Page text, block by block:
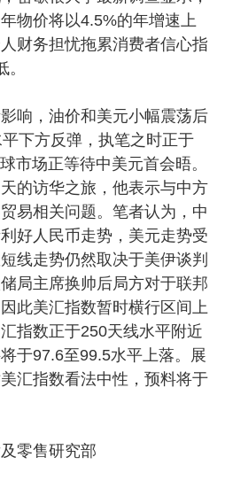
物价将以4.5%的年增速上
财务担忧拖累消费者信心指
，油价和美元小幅震荡后
下方反弹，执笔之时正于
市场正等待中美元首会晤。
的访华之旅，他表示与中方
易相关问题。笔者认为，中
好人民币走势，美元走势受
线走势仍然取决于美伊谈判
局主席换帅后局方对于联邦
此美汇指数暂时横行区间上
指数正于250天线水平附近
于97.6至99.5水平上落。展
汇指数看法中性，预料将于
零售研究部